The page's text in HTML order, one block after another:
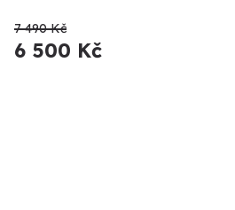
7 490 Kč
6 500 Kč